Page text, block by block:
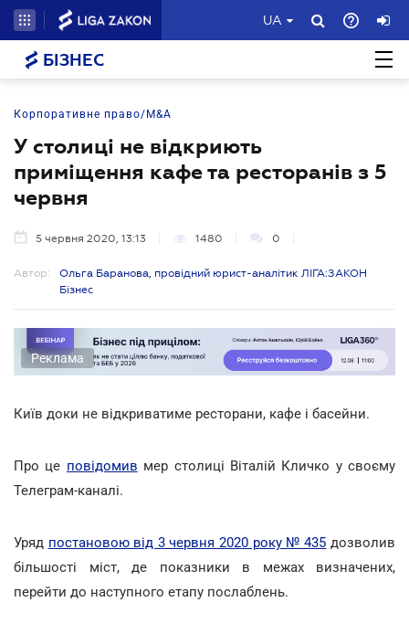
UA
БІЗНЕС
Корпоративне право/M&A
У столиці не відкриють
приміщення кафе та ресторанів з 5
червня
5 червня 2020, 13:13 1480 0
Автор:
Ольга Баранова, провідний юрист-аналітик ЛІГА:ЗАКОН
Бізнес
Реклама
Київ доки не відкриватиме ресторани, кафе і басейни.
Про це повідомив мер столиці Віталій Кличко у своєму
Телеграм-каналі.
Уряд постановою від 3 червня 2020 року № 435 дозволив
більшості міст, де показники в межах визначених,
перейти до наступного етапу послаблень.